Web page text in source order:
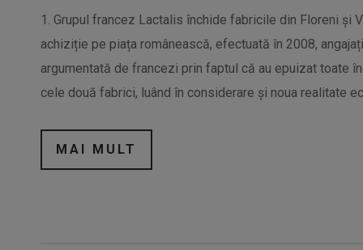
1. Grupul francez Lactalis închide fabricile din Floreni și
achiziție pe piața românească, efectuată în 2008,
argumentată de francezi prin faptul că au epuizat toate
cele două fabrici, luând în considerare și noua realitate
MAI MULT